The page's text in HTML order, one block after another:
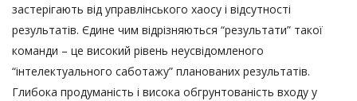
застерігають від управлінського хаосу і відсутності
результатів. Єдине чим відрізняються “результати” такої
команди – це високий рівень неусвідомленого
“інтелектуального саботажу” планованих результатів.
Глибока продуманість і висока обгрунтованість входу у